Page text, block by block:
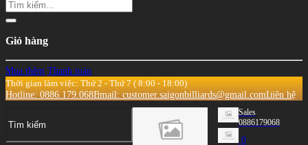
Giỏ hàng
Mua thêm Thanh toán
Thời gian làm việc: Thứ 2 - Thứ 7 ( 8:00 - 18:00)
Hotline: 0886.179.068Email: customer.saigonbilliards@gmail.comLiên hệ
Sales
0886179068
0